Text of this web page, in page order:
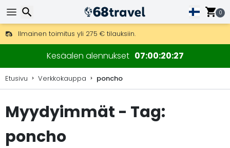
0
Ilmainen toimitus yli 275 € tilauksiin.
Mahdollisuus lähettää DHL Express -lähetyksenä (toimitus 24
30 päivää palautukseen, 90 päivää puukarttoihin ja koristeisiin.
Kesäalen alennukset 07002027
Etusivu Verkkokauppa poncho
Myydyimmät - Tag:
poncho
Etsi